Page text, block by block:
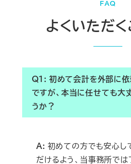
FAQ
よくいただく
Q1: 初めて会計を外部に依
ですが、本当に任せても大
うか？
A: 初めての方でも安心し
だけるよう、当事務所で